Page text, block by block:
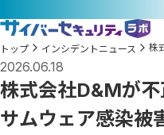
トップ インシデントニュース 株
2026.06.18
株式会社D&Mが
サムウェア感染被